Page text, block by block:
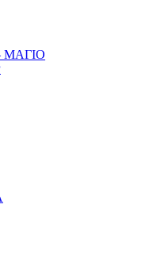
ΜΑΓΙΟ